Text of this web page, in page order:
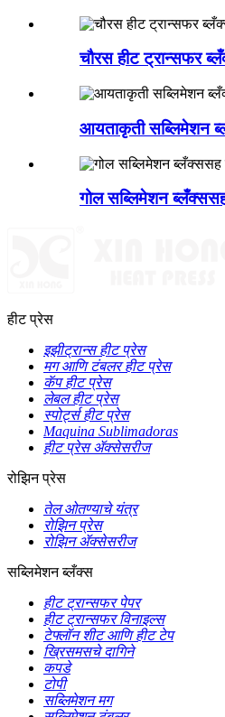
चौरस हीट ट्रान्सफर
आयताकृती सब्लिमेशन
गोल सब्लिमेशन
हीट प्रेस
इझीट्रान्स हीट प्रेस
मग आणि टंबलर हीट प्रेस
कॅप हीट प्रेस
लेबल हीट प्रेस
स्पोर्ट्स हीट प्रेस
Maquina Sublimadoras
हीट प्रेस ॲक्सेसरीज
रोझिन प्रेस
तेल ओतण्याचे यंत्र
रोझिन प्रेस
रोझिन ॲक्सेसरीज
सब्लिमेशन ब्लँक्स
हीट ट्रान्सफर पेपर
हीट ट्रान्सफर विनाइल्स
टेफ्लॉन शीट आणि हीट टेप
ख्रिसमसचे दागिने
कपडे
टोपी
सब्लिमेशन मग